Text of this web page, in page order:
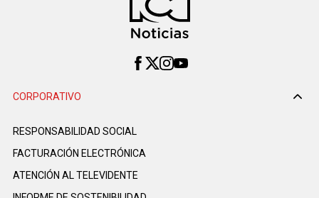
CORPORATIVO
RESPONSABILIDAD SOCIAL
FACTURACIÓN ELECTRÓNICA
ATENCIÓN AL TELEVIDENTE